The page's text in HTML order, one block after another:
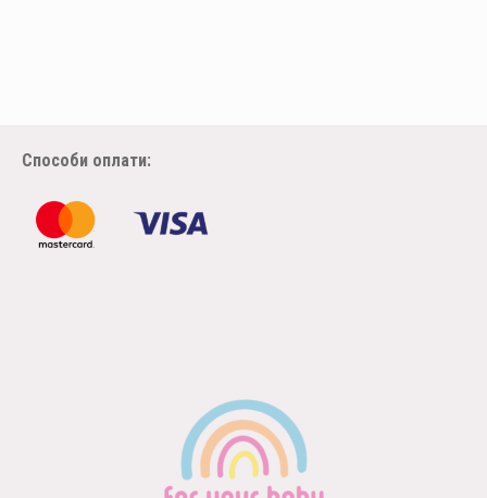
Способи оплати: